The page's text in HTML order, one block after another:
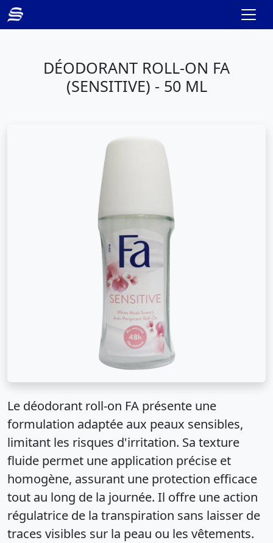
DÉODORANT ROLL-ON FA
(SENSITIVE) - 50 ML
Le déodorant roll-on FA présente une
formulation adaptée aux peaux sensibles,
limitant les risques d'irritation. Sa texture
fluide permet une application précise et
homogène, assurant une protection efficace
tout au long de la journée. Il offre une action
régulatrice de la transpiration sans laisser de
traces visibles sur la peau ou les vêtements.